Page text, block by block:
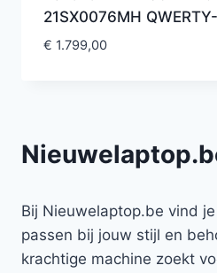
21SX0076MH
€ 1.799,00
Bij Nieuwelaptop.be vind
passen bij jouw stijl en
krachtige machine zoekt